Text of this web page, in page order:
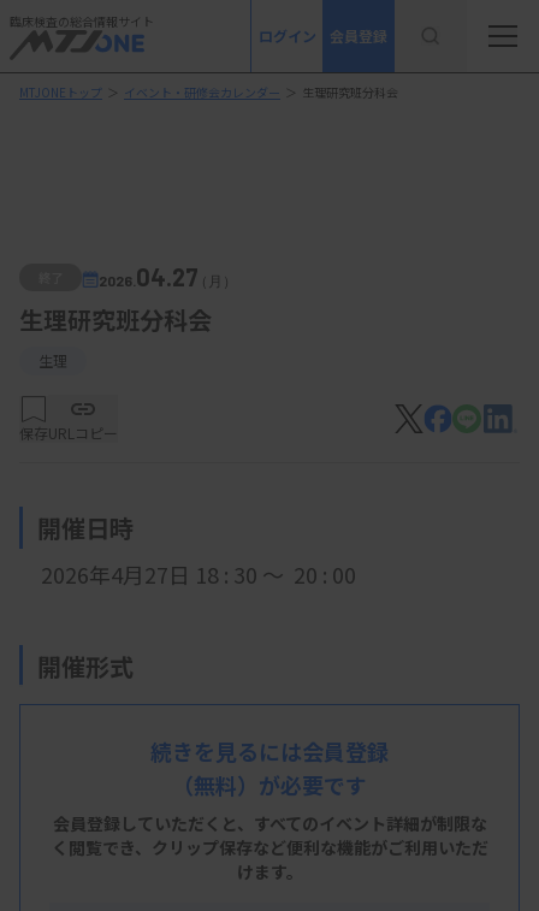
臨床検査の総合情報サイト
ログイン 会員登録
MTJONEトップ ＞ イベント・研修会カレンダー ＞ 生理研究班分科会
2026. 04.27（月）
生理研究班分科会
生理
保存URLコピー
開催日時
2026年4月27日 18 : 30 ～ 20 : 00
開催形式
LIVE配信
主 催
高知県臨床検査技師会
続きを見るには会員登録
（無料）が必要です
会員登録していただくと、すべてのイベント詳細が制限な
く閲覧でき、 クリップ保存など便利な機能がご利用いただ
けます。